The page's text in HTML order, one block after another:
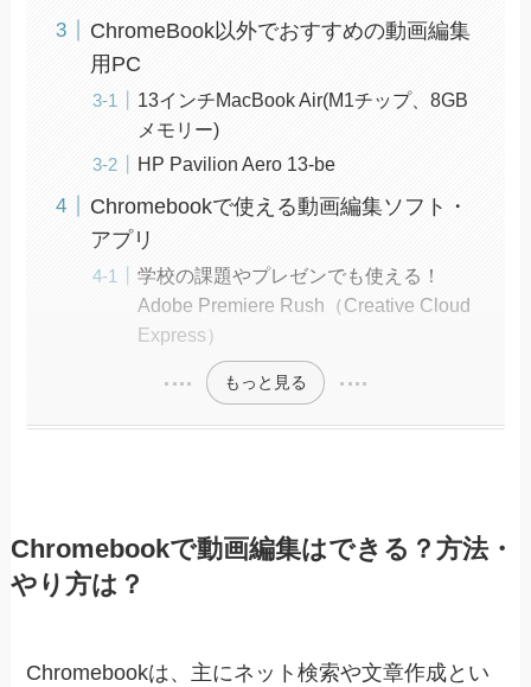
ChromeBook以外でおすすめの動画編集
用PC
13インチMacBook Air(M1チップ、8GB
メモリー)
HP Pavilion Aero 13-be
Chromebookで使える動画編集ソフト・
アプリ
学校の課題やプレゼンでも使える！
Adobe Premiere Rush（Creative Cloud
Express）
もっと見る
Chromebookで動画編集はできる？方法・
やり方は？
Chromebookは、主にネット検索や文章作成とい